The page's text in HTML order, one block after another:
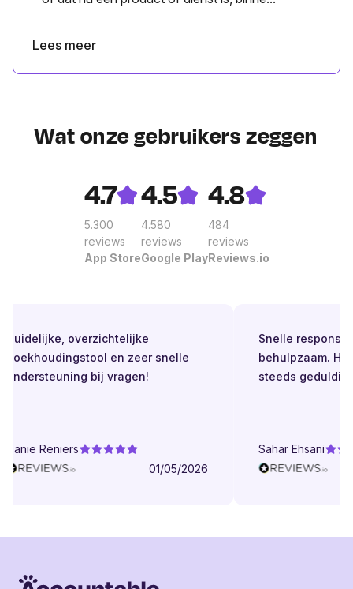
Lees meer
Wat onze gebruikers zeggen
4.7
5.300
reviews
App Store
4.5
4.580
reviews
Google Play
4.8
484
reviews
Reviews.io
Duidelijke, overzichtelijke
boekhoudingstool en zeer snelle
ondersteuning bij vragen!
Danie Reniers
01/05/2026
Snelle respons.
behulpzaam.
steeds geduldig.
Sahar Ehsani